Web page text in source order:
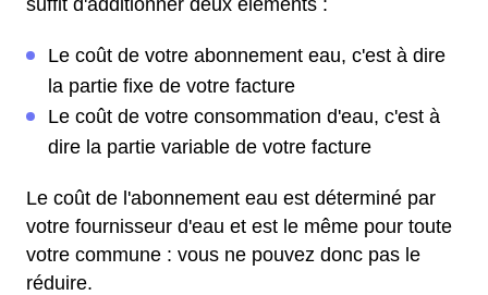
suffit d'additionner deux éléments :
Le coût de votre abonnement eau, c'est à dire
la partie fixe de votre facture
Le coût de votre consommation d'eau, c'est à
dire la partie variable de votre facture
Le coût de l'abonnement eau est déterminé par
votre fournisseur d'eau et est le même pour toute
votre commune : vous ne pouvez donc pas le
réduire.